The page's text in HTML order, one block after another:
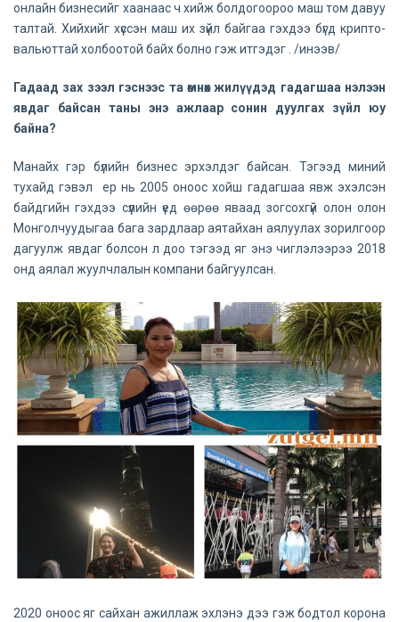
онлайн бизнесийг хаанаас ч хийж болдогоороо маш том давуу
талтай. Хийхийг хүссэн маш их зүйл байгаа гэхдээ бүгд крипто-
вальюттай холбоотой байх болно гэж итгэдэг . /инээв/
Гадаад зах зээл гэснээс та өмнөх жилүүдэд гадагшаа нэлээн
явдаг байсан таны энэ ажлаар сонин дуулгах зүйл юу
байна?
Манайх гэр бүлийн бизнес эрхэлдэг байсан. Тэгээд миний
тухайд гэвэл ер нь 2005 оноос хойш гадагшаа явж эхэлсэн
байдгийн гэхдээ сүүлийн үед өөрөө яваад зогсохгүй олон олон
Монголчуудыгаа бага зардлаар аятайхан аялуулах зорилгоор
дагуулж явдаг болсон л доо тэгээд яг энэ чиглэлээрээ 2018
онд аялал жуулчлалын компани байгуулсан.
2020 оноос яг сайхан ажиллаж эхлэнэ дээ гэж бодтол корона